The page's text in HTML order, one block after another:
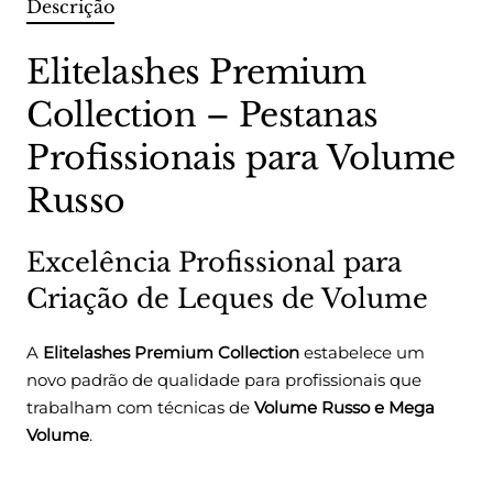
Descrição
Elitelashes Premium
Collection – Pestanas
Profissionais para Volume
Russo
Excelência Profissional para
Criação de Leques de Volume
A Elitelashes Premium Collection estabelece um
novo padrão de qualidade para profissionais que
trabalham com técnicas de Volume Russo e Mega
Volume.